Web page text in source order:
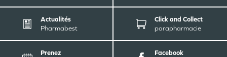
Actualités
Pharmabest
Click and Collect
parapharmacie
Prenez
Facebook